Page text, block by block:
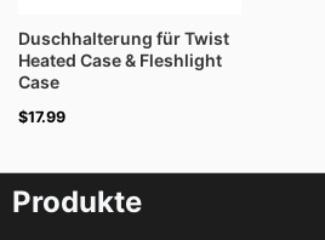
Duschhalterung für Twist
Heated Case & Fleshlight
Case
$17.99
Produkte